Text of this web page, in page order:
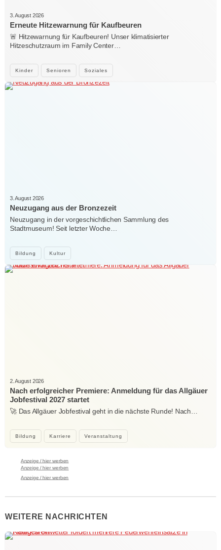
Kinder Senioren Soziales
3. August 2026
Erneute Hitzewarnung für Kaufbeuren
🚨 Hitzewarnung für Kaufbeuren! Unser klimatisierter
Hitzeschutzraum im Family Center…
Bildung Kultur
3. August 2026
Neuzugang aus der Bronzezeit
Neuzugang in der vorgeschichtlichen Sammlung des
Stadtmuseum! Seit letzter Woche…
Bildung Karriere Veranstaltung
2. August 2026
Nach erfolgreicher Premiere: Anmeldung für das Allgäuer
Jobfestival 2027 startet
🚀 Das Allgäuer Jobfestival geht in die nächste Runde! Nach…
Anzeige / hier werben
Anzeige / hier werben
Anzeige / hier werben
WEITERE NACHRICHTEN